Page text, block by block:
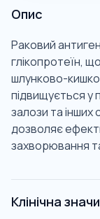
Опис
Раковий
глікопротеїн,
шлунково-
підвищується у
залози та
дозволяє
захворювання
Клінічна